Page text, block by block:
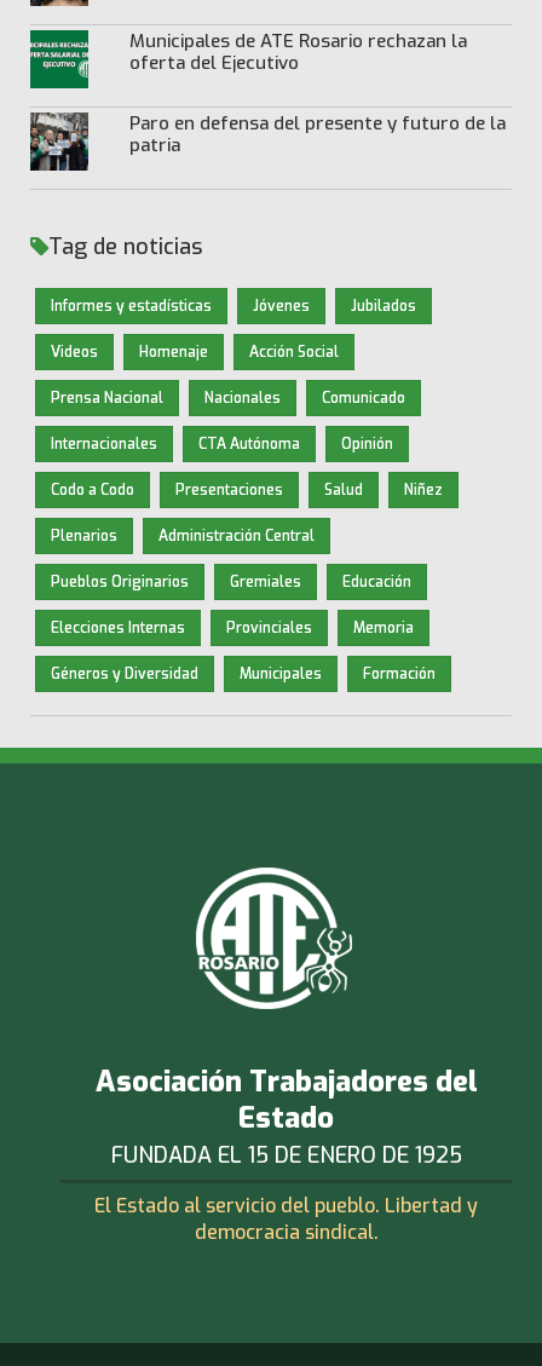
Municipales de ATE Rosario rechazan la
oferta del Ejecutivo
Paro en defensa del presente y futuro de la
patria
Tag de noticias
Informes y estadísticas Jóvenes Jubilados
Videos Homenaje Acción Social
Prensa Nacional Nacionales Comunicado
Internacionales CTA Autónoma Opinión
Codo a Codo Presentaciones Salud Niñez
Plenarios Administración Central
Pueblos Originarios Gremiales Educación
Elecciones Internas Provinciales Memoria
Géneros y Diversidad Municipales Formación
Asociación Trabajadores del
Estado
FUNDADA EL 15 DE ENERO DE 1925
El Estado al servicio del pueblo. Libertad y
democracia sindical.